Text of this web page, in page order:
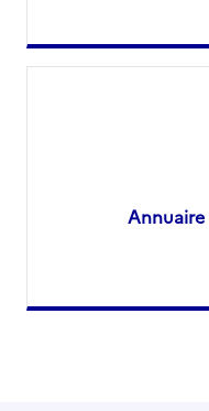
Annuaire